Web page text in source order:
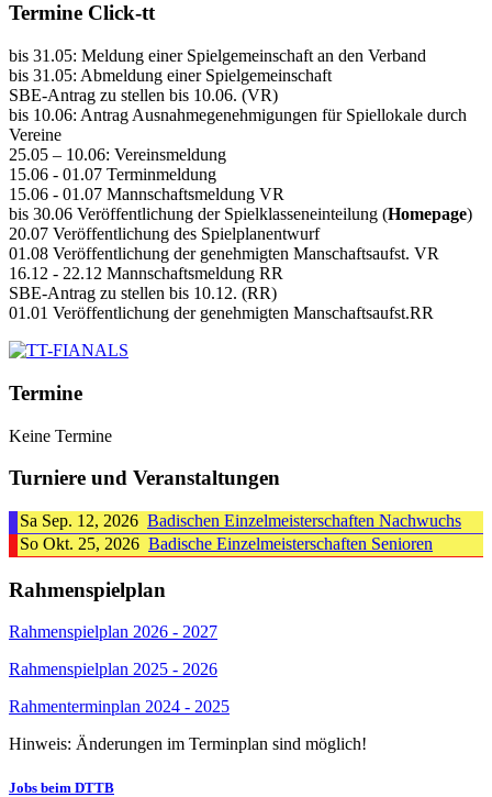
Termine Click-tt
bis 31.05: Meldung einer Spielgemeinschaft an den Verband
bis 31.05: Abmeldung einer Spielgemeinschaft
SBE-Antrag zu stellen bis 10.06. (VR)
bis 10.06: Antrag Ausnahmegenehmigungen für Spiellokale durch
Vereine
25.05 – 10.06: Vereinsmeldung
15.06 - 01.07 Terminmeldung
15.06 - 01.07 Mannschaftsmeldung VR
bis 30.06 Veröffentlichung der Spielklasseneinteilung (Homepage)
20.07 Veröffentlichung des Spielplanentwurf
01.08 Veröffentlichung der genehmigten Manschaftsaufst. VR
16.12 - 22.12 Mannschaftsmeldung RR
SBE-Antrag zu stellen bis 10.12. (RR)
01.01 Veröffentlichung der genehmigten Manschaftsaufst.RR
Termine
Keine Termine
Turniere und Veranstaltungen
Sa Sep. 12, 2026 Badischen Einzelmeisterschaften Nachwuchs
So Okt. 25, 2026 Badische Einzelmeisterschaften Senioren
Rahmenspielplan
Rahmenspielplan 2026 - 2027
Rahmenspielplan 2025 - 2026
Rahmenterminplan 2024 - 2025
Hinweis: Änderungen im Terminplan sind möglich!
Jobs beim DTTB